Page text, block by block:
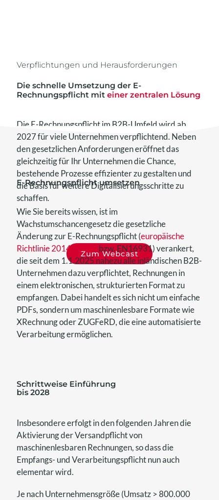
Verpflichtungen und Herausforderungen
Die schnelle Umsetzung der E-
Rechnungspflicht mit einer zentralen Lösung
Die E-Rechnungspflicht im B2B-Umfeld wird ab
2027 für viele Unternehmen verpflichtend. Neben
den gesetzlichen Anforderungen eröffnet das
gleichzeitig für Ihr Unternehmen die Chance,
bestehende Prozesse effizienter zu gestalten und
die Basis für weitere Digitalisierungsschritte zu
schaffen.
Zum Webcast
E-Rechnungspflichtumsetzen
WieSie bereits wissen, ist im
Wachstumschancengesetz die gesetzliche
Änderung zur E-Rechnungspflicht(europäische
Richtlinie 2014/55/EU
bzw.EN16931)verankert,
dieseitdem 1.1.2025 nahezu alleinländischenB2B-
Unternehmen dazuverpflichtet, Rechnungen in
einemelektronischen, strukturierten Formatzu
empfangen. Dabei handelt es sich nicht um einfache
PDFs, sondern um maschinenlesbare Formate wie
XRechnungoderZUGFeRD, die eine automatisierte
Verarbeitung ermöglichen.
Schrittweise Einführung
bis 2028
Insbesondere erfolgt in den folgenden Jahren die
Aktivierung der Versandpflicht von
maschinenlesbaren Rechnungen, so dass die
Empfangs- und Verarbeitungspflicht nun auch
elementar wird.
Je nach Unternehmensgröße (Umsatz > 800.000